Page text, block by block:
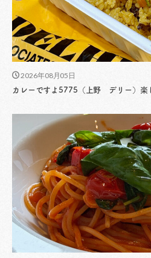
2026年08月05日
カレーですよ5775（上野 デリー）楽